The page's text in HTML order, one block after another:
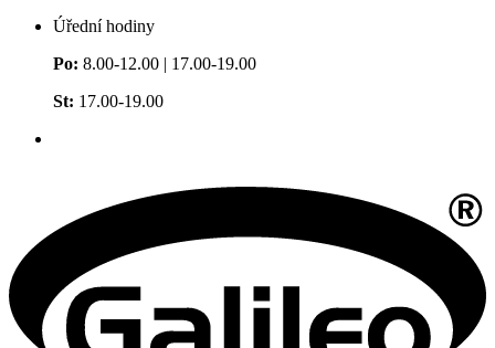
Úřední hodiny
Po: 8.00-12.00 | 17.00-19.00
St: 17.00-19.00